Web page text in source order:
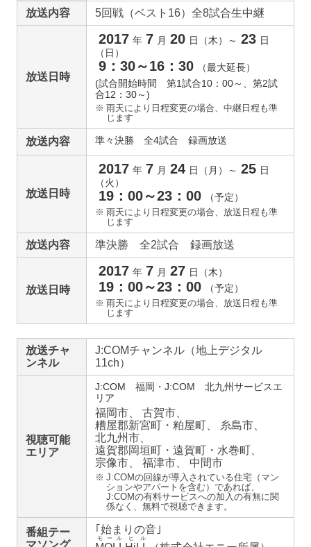
放送内容 5回戦（ベスト16）全8試合生中継
放送日時
2017 年 7 月 20 日（木）～ 23 日
（日）
9：30～16：30
（最大延長）
(試合開始時間 第1試合10：00～、第2試
合12：30～)
※ 雨天により日程変更の場合、中継日程も準
じます
放送内容 準々決勝 全4試合 録画放送
放送日時
2017 年 7 月 24 日（月）～ 25 日
（火）
19：00～23：00 （予定）
※ 雨天により日程変更の場合、放送日程も準
じます
放送内容 準決勝 全2試合 録画放送
放送日時
2017 年 7 月 27 日（木）
19：00～23：00 （予定）
※ 雨天により日程変更の場合、放送日程も準
じます
放送チャ
ンネル
J:COMチャンネル（地上デジタル
11ch）
視聴可能
エリア
J:COM 福岡・J:COM 北九州サービスエ
リア
福岡市、
古賀市、
糟屋郡新宮町・粕屋町、
糸島市、
北九州市、
遠賀郡岡垣町・遠賀町・水巻町、
宗像市、
福津市、 中間市
※ J:COMの回線が導入されている住宅（マン
ションやアパートを含む）であれば、
J:COMの有料サービスへの加入の有無に関
係なく、無料で視聴できます。
番組テー
｢始まりの音｣
モール ヒル